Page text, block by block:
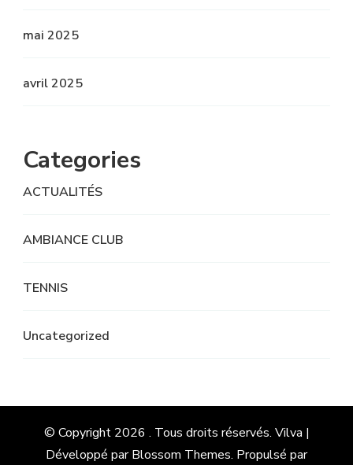
mai 2025
avril 2025
Categories
ACTUALITÉS
AMBIANCE CLUB
TENNIS
Uncategorized
© Copyright 2026 . Tous droits réservés. Vilva |
Développé parBlossom Themes. Propulsé par